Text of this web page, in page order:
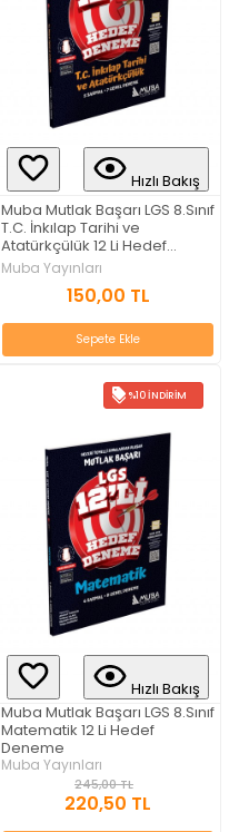
Hızlı Bakış
Muba Mutlak Başarı LGS 8.Sınıf
T.C. İnkılap Tarihi ve
Atatürkçülük 12 Li Hedef
Deneme
Muba Yayınları
150,00 TL
Sepete Ekle
%10 İNDIRIM
Hızlı Bakış
Muba Mutlak Başarı LGS 8.Sınıf
Matematik 12 Li Hedef
Deneme
Muba Yayınları
245,00 TL
220,50 TL